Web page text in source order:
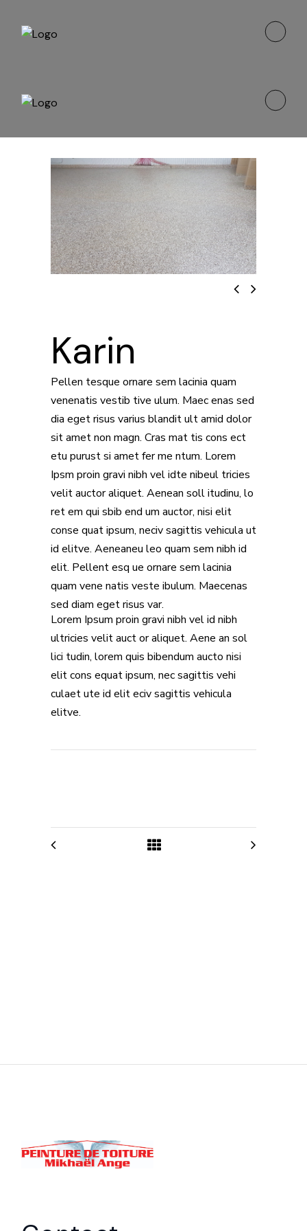
Karin
Pellen tesque ornare sem lacinia quam
venenatis vestib tive ulum. Maec enas sed
dia eget risus varius blandit ult amid dolor
sit amet non magn. Cras mat tis cons ect
etu purust si amet fer me ntum. Lorem
Ipsm proin gravi nibh vel idte nibeul tricies
velit auctor aliquet. Aenean soll itudinu, lo
ret em qui sbib end um auctor, nisi elit
conse quat ipsum, neciv sagittis vehicula ut
id elitve. Aeneaneu leo quam sem nibh id
elit. Pellent esq ue ornare sem lacinia
quam vene natis veste ibulum. Maecenas
sed diam eget risus var.
Lorem Ipsum proin gravi nibh vel id nibh
ultricies velit auct or aliquet. Aene an sol
lici tudin, lorem quis bibendum aucto nisi
elit cons equat ipsum, nec sagittis vehi
culaet ute id elit eciv sagittis vehicula
elitve.